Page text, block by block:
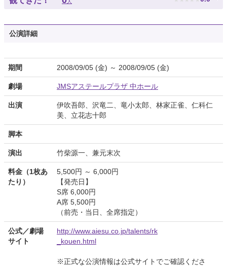
人
公演詳細
期間 2008/09/05 (金) ～ 2008/09/05 (金)
劇場 JMSアステールプラザ 中ホール
出演
伊吹吾郎、沢竜二、竜小太郎、林家正雀、仁科仁
美、立花志十郎
脚本
演出 竹柴源一、兼元末次
料金（1枚あ
たり）
5,500円 ～ 6,000円
【発売日】
S席 6,000円
A席 5,500円
（前売・当日、全席指定）
公式／劇場
サイト
http://www.aiesu.co.jp/talents/rk
_kouen.html
※正式な公演情報は公式サイトでご確認くださ